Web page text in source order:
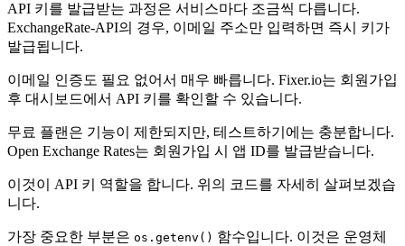
API 키를 발급받는 과정은 서비스마다 조금씩 다릅니다.
ExchangeRate-API의 경우, 이메일 주소만 입력하면 즉시 키가
발급됩니다.
이메일 인증도 필요 없어서 매우 빠릅니다. Fixer.io는 회원가입
후 대시보드에서 API 키를 확인할 수 있습니다.
무료 플랜은 기능이 제한되지만, 테스트하기에는 충분합니다.
Open Exchange Rates는 회원가입 시 앱 ID를 발급받습니다.
이것이 API 키 역할을 합니다. 위의 코드를 자세히 살펴보겠습
니다.
가장 중요한 부분은 os.getenv() 함수입니다. 이것은 운영체